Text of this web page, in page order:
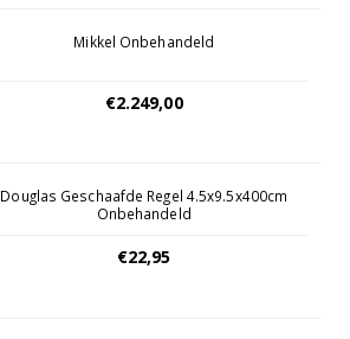
Mikkel Onbehandeld
€2.249,00
Douglas Geschaafde Regel 4.5x9.5x400cm
Onbehandeld
€22,95